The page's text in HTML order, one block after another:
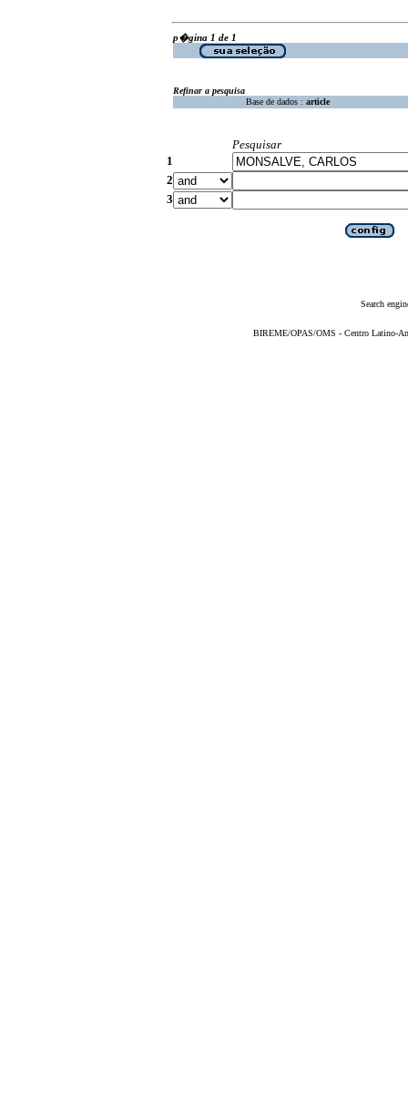
p�gina 1 de 1
Refinar a pesquisa
Base de dados : article
Pesquisar
1
2
3
Search
BIREME/OPAS/OMS - Centro Latino-